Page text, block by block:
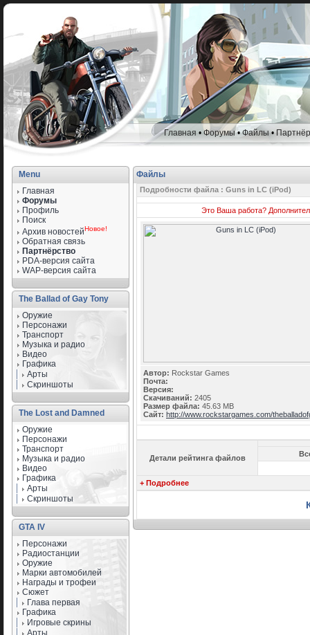
Главная • Форумы•Файлы•
Menu
Главная
Форумы
Профиль
Поиск
Архив новостейНовое!
Обратная связь
Партнёрство
PDA-версия сайта
WAP-версия сайта
The Ballad of Gay Tony
Оружие
Персонажи
Транспорт
Музыка и радио
Видео
Графика
Арты
Скриншоты
The Lost and Damned
Оружие
Персонажи
Транспорт
Музыка и радио
Видео
Графика
Арты
Скриншоты
GTA IV
Персонажи
Радиостанции
Оружие
Марки автомобилей
Награды и трофеи
Сюжет
Глава первая
Графика
Игровые скрины
Арты
Файлы
Подробности файла : Guns in LC (iPod)
Это Ваша работа?
Автор: Rockstar Games
Почта:
Версия:
Скачиваний: 2405
Размер файла: 45.63 MB
Сайт: http://www.rockstargames.com/
Детали рейтинга файлов
+ Подробнее